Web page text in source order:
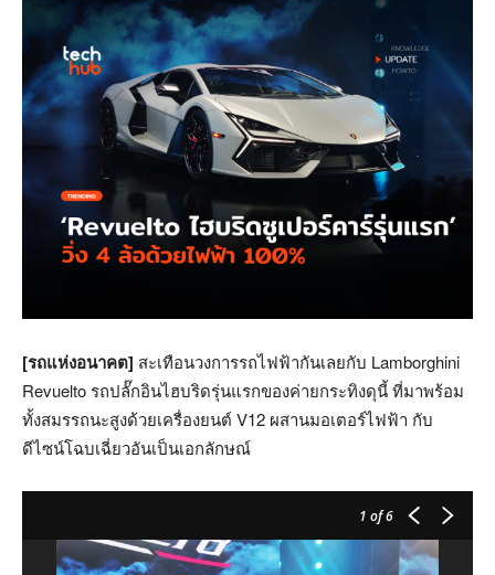
[รถแห่งอนาคต] สะเทือนวงการรถไฟฟ้ากันเลยกับ Lamborghini
Revuelto รถปลั๊กอินไฮบริดรุ่นแรกของค่ายกระทิงดุนี้ ที่มาพร้อม
ทั้งสมรรถนะสูงด้วยเครื่องยนต์ V12 ผสานมอเตอร์ไฟฟ้า กับ
ดีไซน์โฉบเฉี่ยวอันเป็นเอกลักษณ์
1 of 6